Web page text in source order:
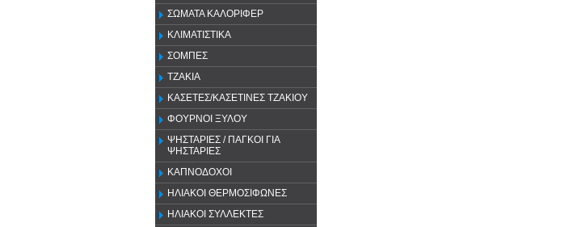
ΣΩΜΑΤΑ ΚΑΛΟΡΙΦΕΡ
ΚΛΙΜΑΤΙΣΤΙΚΑ
ΣΟΜΠΕΣ
ΤΖΑΚΙΑ
ΚΑΣΕΤΕΣ/ΚΑΣΕΤΙΝΕΣ ΤΖΑΚΙΟΥ
ΦΟΥΡΝΟΙ ΞΥΛΟΥ
ΨΗΣΤΑΡΙΕΣ / ΠΑΓΚΟΙ ΓΙΑ
ΨΗΣΤΑΡΙΕΣ
ΚΑΠΝΟΔΟΧΟΙ
ΗΛΙΑΚΟΙ ΘΕΡΜΟΣΙΦΩΝΕΣ
ΗΛΙΑΚΟΙ ΣΥΛΛΕΚΤΕΣ